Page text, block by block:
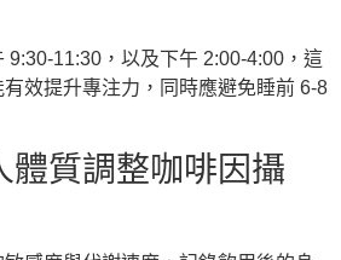
9:30-11:30，以及下午 2:00-4:00，這
效提升專注力，同時應避免睡前 6-8
體質調整咖啡因攝